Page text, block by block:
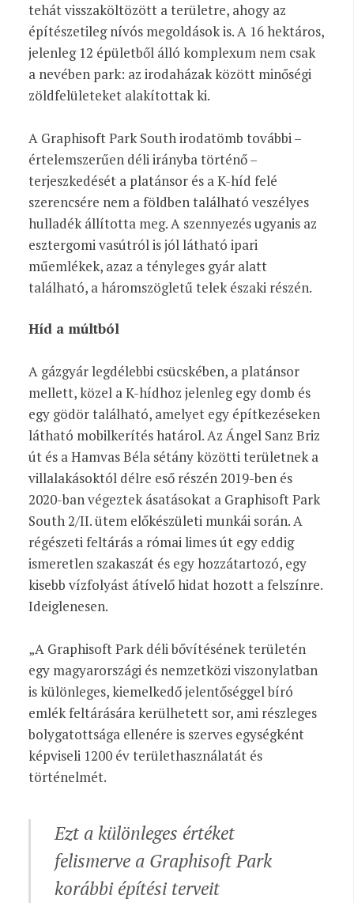
tehát visszaköltözött a területre, ahogy az
építészetileg nívós megoldások is. A 16 hektáros,
jelenleg 12 épületből álló komplexum nem csak
a nevében park: az irodaházak között minőségi
zöldfelületeket alakítottak ki.
A Graphisoft Park South irodatömb további –
értelemszerűen déli irányba történő –
terjeszkedését a platánsor és a K-híd felé
szerencsére nem a földben található veszélyes
hulladék állította meg. A szennyezés ugyanis az
esztergomi vasútról is jól látható ipari
műemlékek, azaz a tényleges gyár alatt
található, a háromszögletű telek északi részén.
Híd a múltból
A gázgyár legdélebbi csücskében, a platánsor
mellett, közel a K-hídhoz jelenleg egy domb és
egy gödör található, amelyet egy építkezéseken
látható mobilkerítés határol. Az Ángel Sanz Briz
út és a Hamvas Béla sétány közötti területnek a
villalakásoktól délre eső részén 2019-ben és
2020-ban végeztek ásatásokat a Graphisoft Park
South 2/II. ütem előkészületi munkái során. A
régészeti feltárás a római limes út egy eddig
ismeretlen szakaszát és egy hozzátartozó, egy
kisebb vízfolyást átívelő hidat hozott a felszínre.
Ideiglenesen.
„A Graphisoft Park déli bővítésének területén
egy magyarországi és nemzetközi viszonylatban
is különleges, kiemelkedő jelentőséggel bíró
emlék feltárására kerülhetett sor, ami részleges
bolygatottsága ellenére is szerves egységként
képviseli 1200 év területhasználatát és
történelmét.
Ezt a különleges értéket
felismerve a Graphisoft Park
korábbi építési terveit